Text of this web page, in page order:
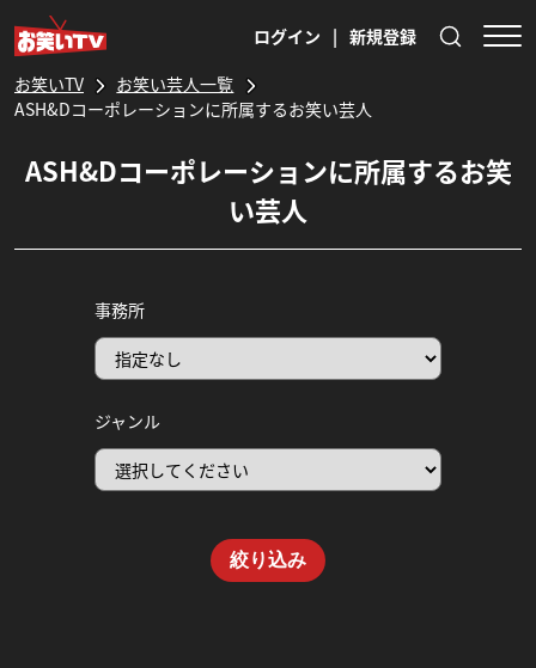
ログイン | 新規登録
お笑いTV
お笑い芸人一覧
ASH&Dコーポレーションに所属するお笑い芸人
ASH&Dコーポレーションに所属するお笑
い芸人
事務所
ジャンル
絞り込み